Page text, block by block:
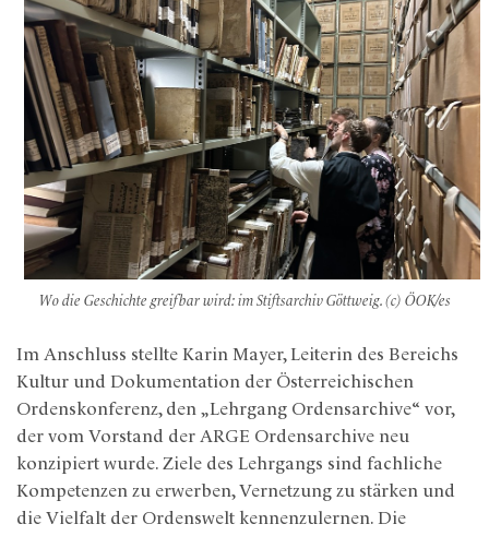
Wo die Geschichte greifbar wird: im Stiftsarchiv Göttweig. (c) ÖOK/es
Im Anschluss stellte Karin Mayer, Leiterin des Bereichs
Kultur und Dokumentation der Österreichischen
Ordenskonferenz, den „Lehrgang Ordensarchive“ vor,
der vom Vorstand der ARGE Ordensarchive neu
konzipiert wurde. Ziele des Lehrgangs sind fachliche
Kompetenzen zu erwerben, Vernetzung zu stärken und
die Vielfalt der Ordenswelt kennenzulernen. Die